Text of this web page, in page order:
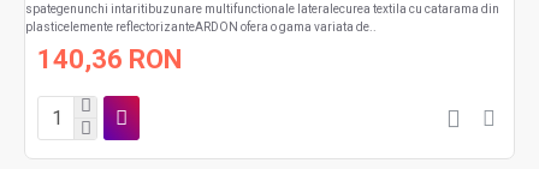
spategenunchi intaritibuzunare multifunctionale lateralecurea textila cu catarama din
plasticelemente reflectorizanteARDON ofera o gama variata de..
140,36 RON